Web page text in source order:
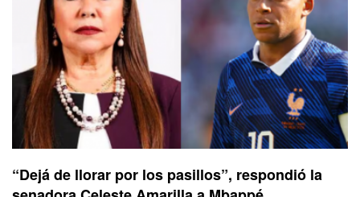
“Dejá de llorar por los pasillos”, respondió la